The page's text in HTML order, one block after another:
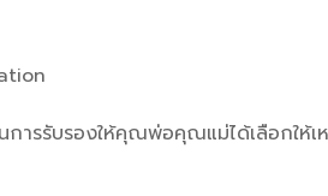
นการรับรองให้คุณพ่อคุณแม่ได้เลือกให้